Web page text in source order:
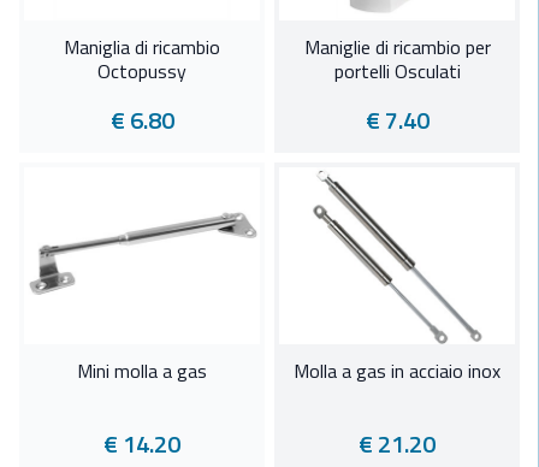
Maniglia di ricambio
Octopussy
€ 6.80
Maniglie di ricambio per
portelli Osculati
€ 7.40
Mini molla a gas
€ 14.20
Molla a gas in acciaio inox
€ 21.20